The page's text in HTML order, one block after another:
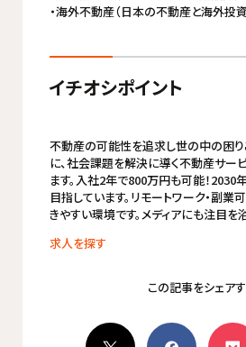
・海外不動産（日本の不動産と海外投
イチオシポイント
不動産の可能性を追求し世の中の困
に、社会課題を解決に導く不動産サー
ます。入社2年で800万円も可能！
目指しています。リモートワーク・副
きやすい環境です。メディアにも注目を
求人を探す